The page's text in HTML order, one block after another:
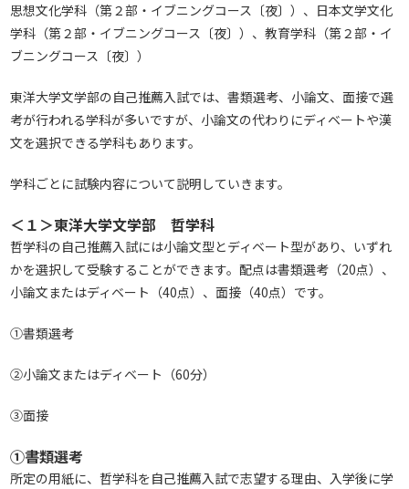
思想文化学科（第２部・イブニングコース〔夜〕）、日本文学文化
学科（第２部・イブニングコース〔夜〕）、教育学科（第２部・イ
ブニングコース〔夜〕）
東洋大学文学部の自己推薦入試では、書類選考、小論文、面接で選
考が行われる学科が多いですが、小論文の代わりにディベートや漢
文を選択できる学科もあります。
学科ごとに試験内容について説明していきます。
＜１＞東洋大学文学部 哲学科
哲学科の自己推薦入試には小論文型とディベート型があり、いずれ
かを選択して受験することができます。配点は書類選考（20点）、
小論文またはディベート（40点）、面接（40点）です。
①書類選考
②小論文またはディベート（60分）
③面接
①書類選考
所定の用紙に、哲学科を自己推薦入試で志望する理由、入学後に学